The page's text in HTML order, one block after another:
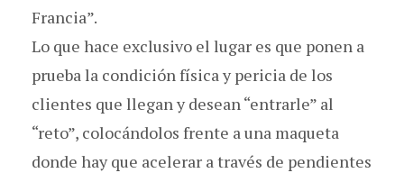
Francia”.
Lo que hace exclusivo el lugar es que ponen a
prueba la condición física y pericia de los
clientes que llegan y desean “entrarle” al
“reto”, colocándolos frente a una maqueta
donde hay que acelerar a través de pendientes